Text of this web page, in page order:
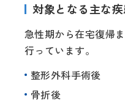
対象となる主な
急性期から在宅復帰
行っています。
整形外科手術後
骨折後